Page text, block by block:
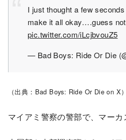
I just thought a few
make it all okay….guess not
pic.twitter.com/iLcjbvouZ5
— Bad Boys: Ride Or Die
（出典：Bad Boys: Ride Or Die on X）
マイアミ警察の警部で、マーカ